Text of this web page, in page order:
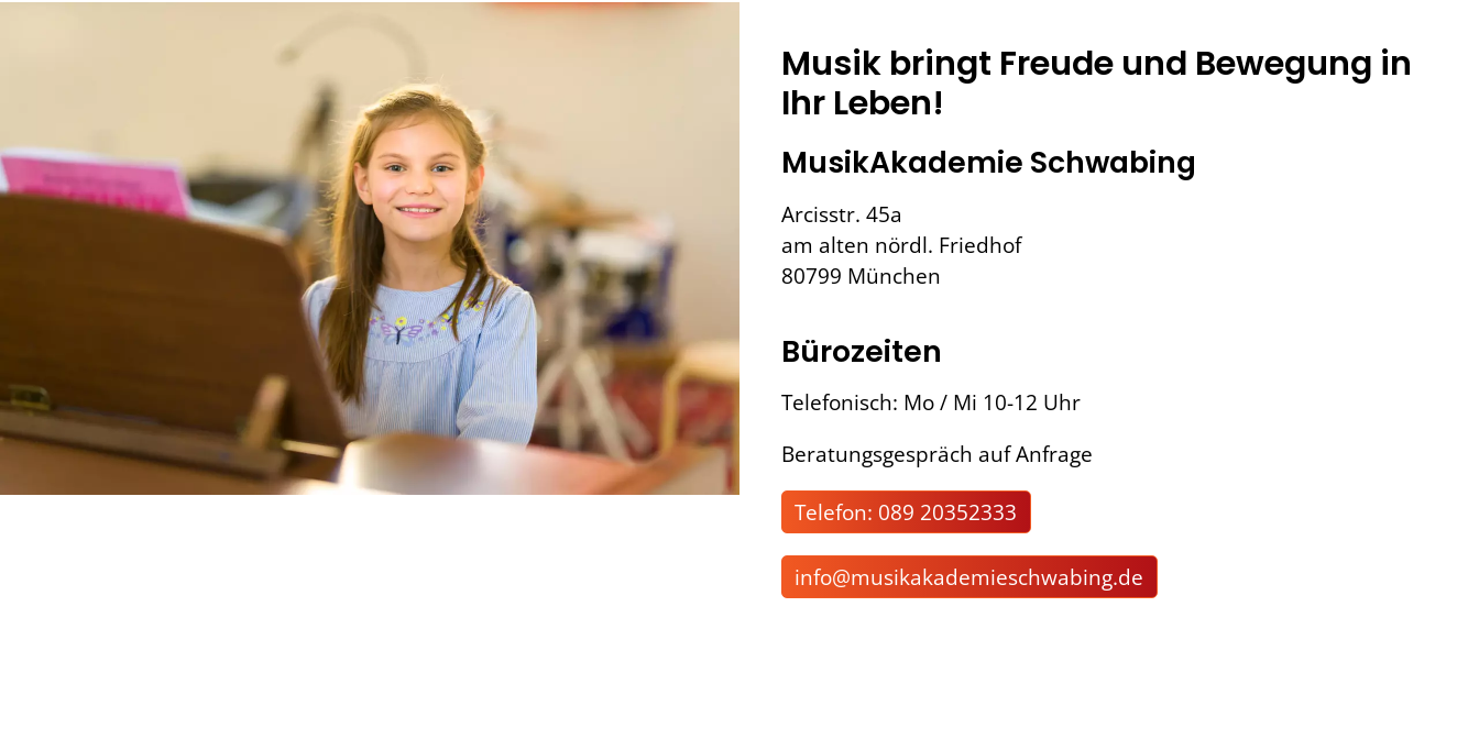
Musik bringt Freude und Bewegung in
Ihr Leben!
MusikAkademie Schwabing
Arcisstr. 45a
am alten nördl. Friedhof
80799 München
Bürozeiten
Telefonisch: Mo / Mi 10-12 Uhr
Beratungsgespräch auf Anfrage
Telefon: 089 20352333
nf m s k k d m schw b ng d